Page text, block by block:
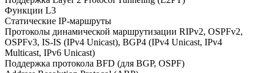
Функции L3
Статические IP-маршруты
Протоколы динамической маршрутизации RIPv2, OSPFv2,
OSPFv3, IS-IS (IPv4 Unicast), BGP4 (IPv4 Unicast, IPv4
Multicast, IPv6 Unicast)
Поддержка протокола BFD (для BGP, OSPF)